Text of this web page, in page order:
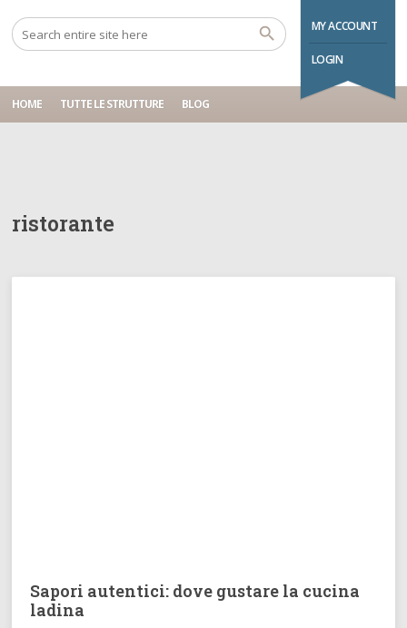
MY ACCOUNT
LOGIN
HOME TUTTE LE STRUTTURE BLOG
ristorante
Sapori autentici: dove gustare la cucina
ladina